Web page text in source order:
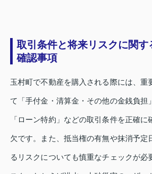
取引条件と将来リスクに関す
確認事項
玉村町で不動産を購入される際には、重
て「手付金・清算金・その他の金銭負担
「ローン特約」などの取引条件を正確
欠です。また、抵当権の有無や抹消予定
るリスクについても慎重なチェックが必